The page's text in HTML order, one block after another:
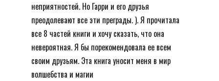
неприятностей. Но Гарри и его друзья
преодолевают все эти преграды. ). Я прочитала
все 8 частей книги и хочу сказать, что она
невероятная. Я бы порекомендовала ее всем
своим друзьям. Эта книга уносит меня в мир
волшебства и магии